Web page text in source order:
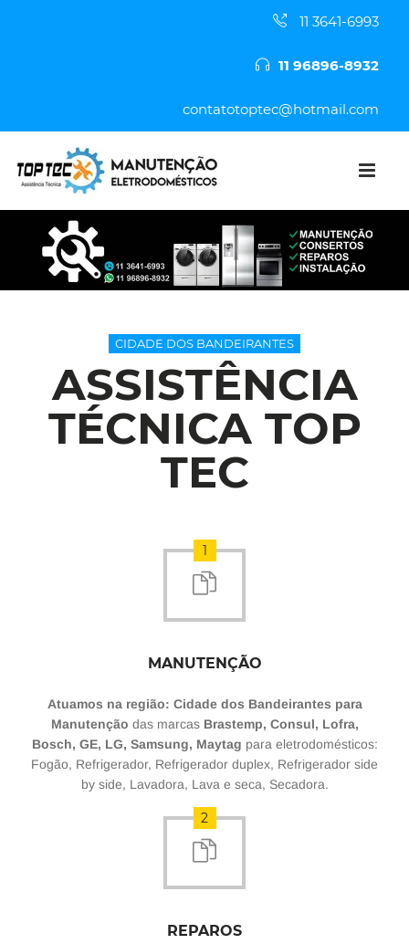
11 3641-6993
11 96896-8932
contatotoptec@hotmail.com
CIDADE DOS BANDEIRANTES
ASSISTÊNCIA
TÉCNICA TOP
TEC
1
MANUTENÇÃO
Atuamos na região: Cidade dos Bandeirantes para
Manutenção das marcas Brastemp, Consul, Lofra,
Bosch, GE, LG, Samsung, Maytag para eletrodomésticos:
Fogão, Refrigerador, Refrigerador duplex, Refrigerador side
by side, Lavadora, Lava e seca, Secadora.
2
REPAROS